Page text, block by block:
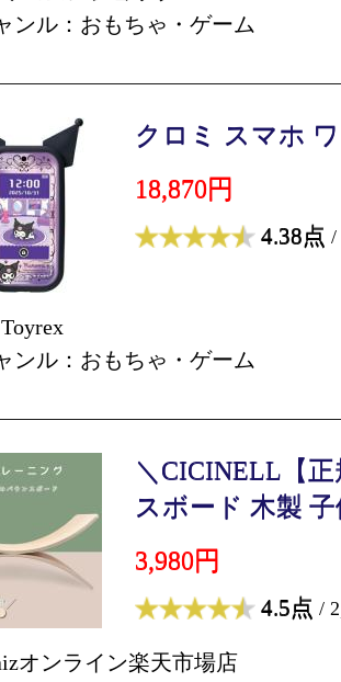
ンル：おもちゃ・ゲーム
クロミ スマホ
18,870円
4.38点 /
ンル：おもちゃ・ゲーム
＼CICINELL【
スボード 木製
3,980円
4.5点 /
オンライン楽天市場店